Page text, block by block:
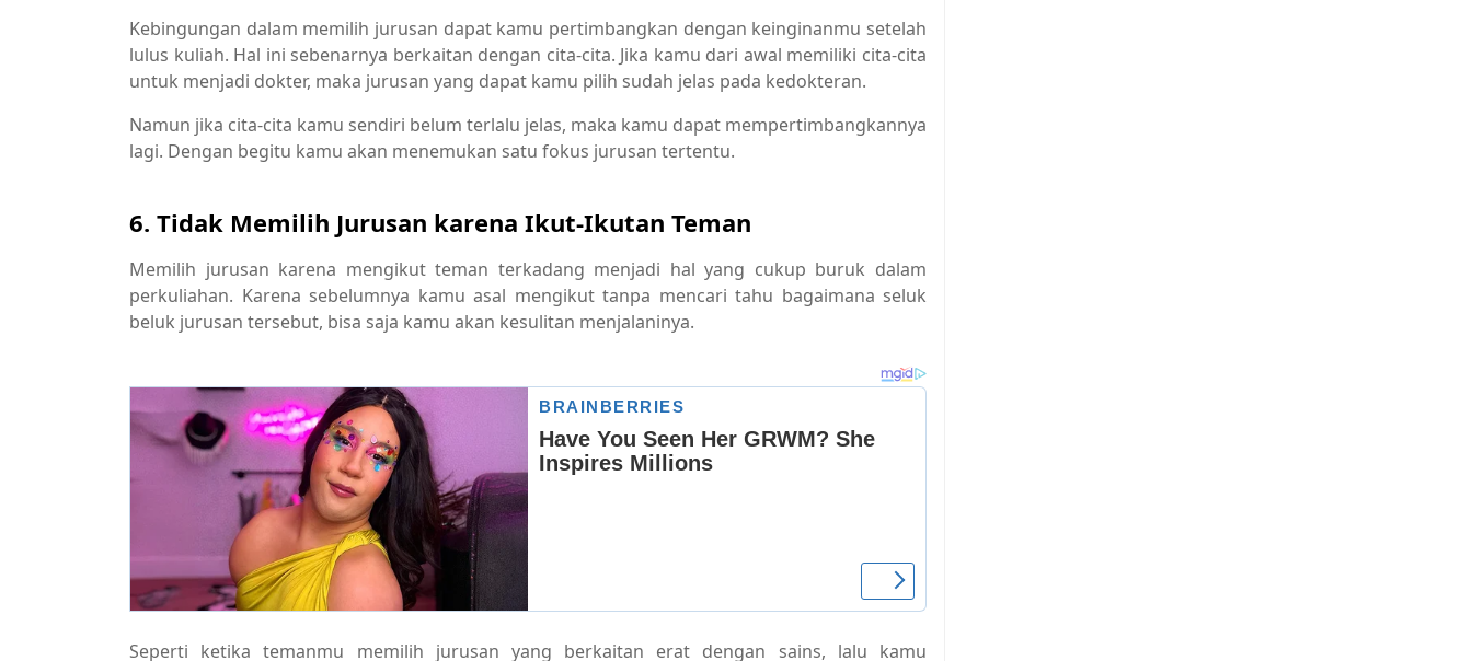
Kebingungan dalam memilih jurusan dapat kamu pertimbangkan dengan keinginanmu setelah
lulus kuliah. Hal ini sebenarnya berkaitan dengan cita-cita. Jika kamu dari awal memiliki cita-cita
untuk menjadi dokter, maka jurusan yang dapat kamu pilih sudah jelas pada kedokteran.
Namun jika cita-cita kamu sendiri belum terlalu jelas, maka kamu dapat mempertimbangkannya
lagi. Dengan begitu kamu akan menemukan satu fokus jurusan tertentu.
6. Tidak Memilih Jurusan karena Ikut-Ikutan Teman
Memilih jurusan karena mengikut teman terkadang menjadi hal yang cukup buruk dalam
perkuliahan. Karena sebelumnya kamu asal mengikut tanpa mencari tahu bagaimana seluk
beluk jurusan tersebut, bisa saja kamu akan kesulitan menjalaninya.
Seperti ketika temanmu memilih jurusan yang berkaitan erat dengan sains, lalu kamu